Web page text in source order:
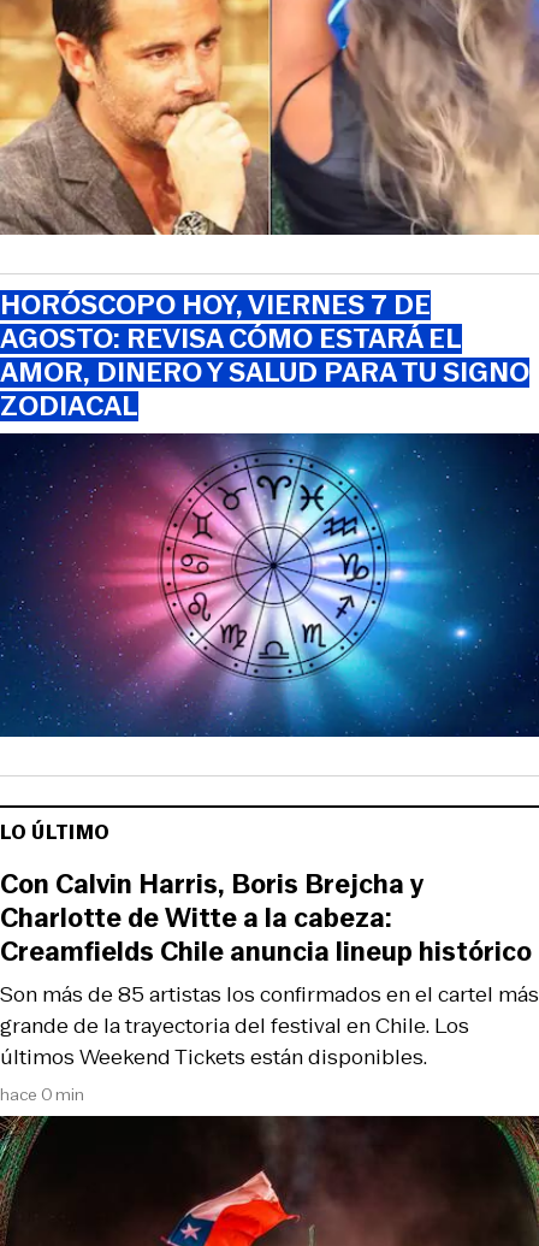
HORÓSCOPO HOY, VIERNES 7 DE
AGOSTO: REVISA CÓMO ESTARÁ EL
AMOR, DINERO Y SALUD PARA TU SIGNO
ZODIACAL
LO ÚLTIMO
hace 0 min
Son más de 85 artistas los confirmados en el cartel más
grande de la trayectoria del festival en Chile. Los
últimos Weekend Tickets están disponibles.
Con Calvin Harris, Boris Brejcha y
Charlotte de Witte a la cabeza:
Creamfields Chile anuncia lineup histórico